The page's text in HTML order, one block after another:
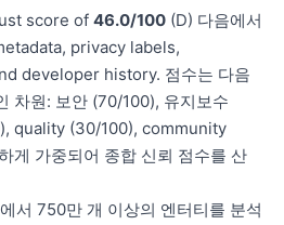
score of 46.0/100 (D) 다음에서
privacy labels,
developer history. 점수는 다음
차원: 보안 (70/100), 유지보수
quality (30/100), community
게 가중되어 종합 신뢰 점수를 산
서 750만 개 이상의 엔터티를 분석